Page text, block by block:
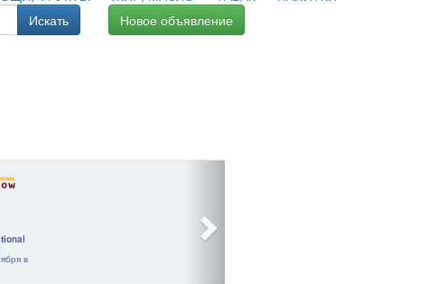
Искать
Новое объявление
в